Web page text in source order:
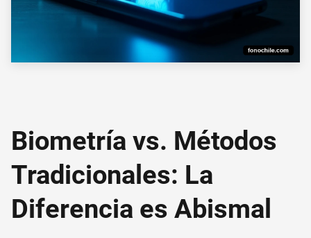
Biometría vs. Métodos
Tradicionales: La
Diferencia es Abismal